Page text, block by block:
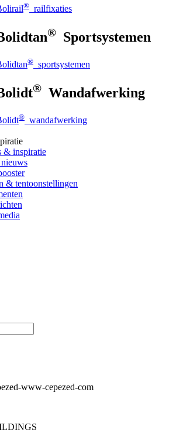
® railfixaties
® Sportsystemen
® sportsystemen
® Wandafwerking
® wandafwerking
& inspiratie
& tentoonstellingen